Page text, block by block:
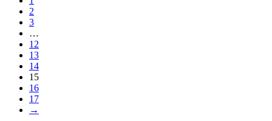
2
3
…
12
13
14
15
16
17
→